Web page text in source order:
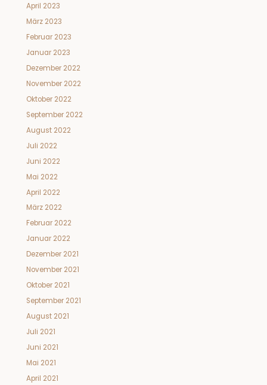
April 2023
März 2023
Februar 2023
Januar 2023
Dezember 2022
November 2022
Oktober 2022
September 2022
August 2022
Juli 2022
Juni 2022
Mai 2022
April 2022
März 2022
Februar 2022
Januar 2022
Dezember 2021
November 2021
Oktober 2021
September 2021
August 2021
Juli 2021
Juni 2021
Mai 2021
April 2021